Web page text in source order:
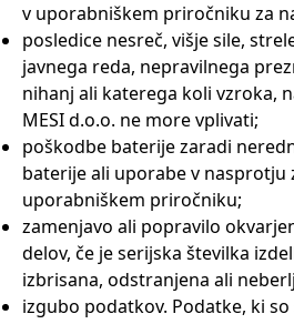
v uporabniškem priročniku za
posledice nesreč, višje sile,
javnega reda, nepravilnega
nihanj ali katerega koli vzroka,
MESI d.o.o. ne more vplivati;
poškodbe baterije zaradi
baterije ali uporabe v nasprotju
uporabniškem priročniku;
zamenjavo ali popravilo
delov, če je serijska številka
izbrisana, odstranjena ali
izgubo podatkov. Podatke, ki